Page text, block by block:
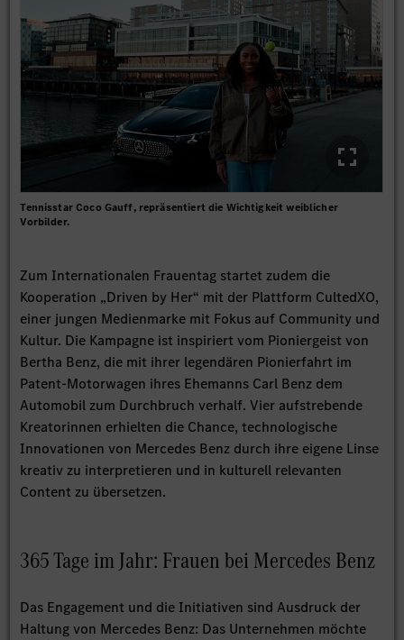
Tennisstar Coco Gauff, repräsentiert die Wichtigkeit weiblicher
Vorbilder.
Zum Internationalen Frauentag startet zudem die
Kooperation „Driven by Her“ mit der Plattform CultedXO,
einer jungen Medienmarke mit Fokus auf Community und
Kultur. Die Kampagne ist inspiriert vom Pioniergeist von
Bertha Benz, die mit ihrer legendären Pionierfahrt im
Patent-Motorwagen ihres Ehemanns Carl Benz dem
Automobil zum Durchbruch verhalf. Vier aufstrebende
Kreatorinnen erhielten die Chance, technologische
Innovationen von Mercedes Benz durch ihre eigene Linse
kreativ zu interpretieren und in kulturell relevanten
Content zu übersetzen.
365 Tage im Jahr: Frauen bei Mercedes Benz
Das Engagement und die Initiativen sind Ausdruck der
Haltung von Mercedes Benz: Das Unternehmen möchte